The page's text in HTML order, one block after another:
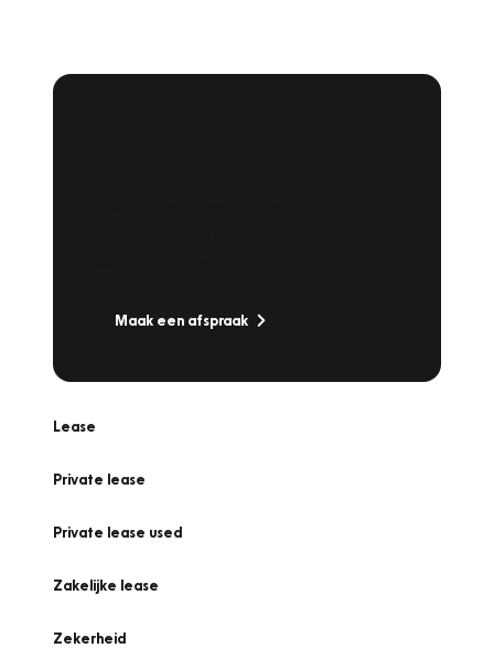
Maak een afspraak
Lease
Private lease
Private lease used
Zakelijke lease
Zekerheid